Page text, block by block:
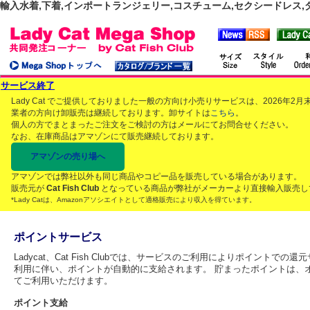
輸入水着,下着,インポートランジェリー,コスチューム,セクシードレス
サービス終了
Lady Cat でご提供しておりました一般の方向け小売りサービスは、2026年2月
業者の方向け卸販売は継続しております。卸サイトはこちら 。
個人の方でまとまったご注文をご検討の方はメールにてお問合せください。
なお、在庫商品はアマゾンにて販売継続しております。
アマゾンの売り場へ
アマゾンでは弊社以外も同じ商品やコピー品を販売している場合があります。
販売元が Cat Fish Club となっている商品が弊社がメーカーより直接輸入販売
*Lady Catは、Amazonアソシエイトとして適格販売により収入を得ています。
ポイントサービス
Ladycat、Cat Fish Clubでは、サービスのご利用によりポイントでの還
利用に伴い、ポイントが自動的に支給されます。 貯まったポイントは
てご利用いただけます。
ポイント支給